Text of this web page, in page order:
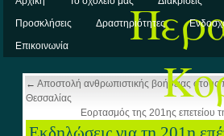
Προσκλήσεις
Δραστηριότητες
Επικοινωνία
←Αποστολή ανθρωπιστικής βοήθειας στους
Θεσσαλίας
Εορτασμός της 201ης επετείου